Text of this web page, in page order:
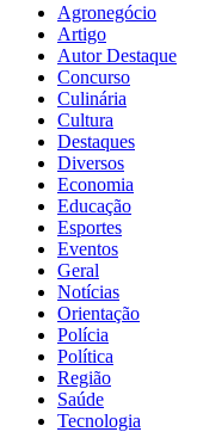
Agronegócio
Artigo
Autor Destaque
Concurso
Culinária
Cultura
Destaques
Diversos
Economia
Educação
Esportes
Eventos
Geral
Notícias
Orientação
Polícia
Política
Região
Saúde
Tecnologia